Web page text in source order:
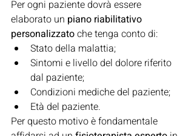
Per ogni paziente dovrà essere
elaborato un piano riabilitativo
personalizzato che tenga conto di:
Stato della malattia;
Sintomi e livello del dolore riferito
dal paziente;
Condizioni mediche del paziente;
Età del paziente.
Per questo motivo è fondamentale